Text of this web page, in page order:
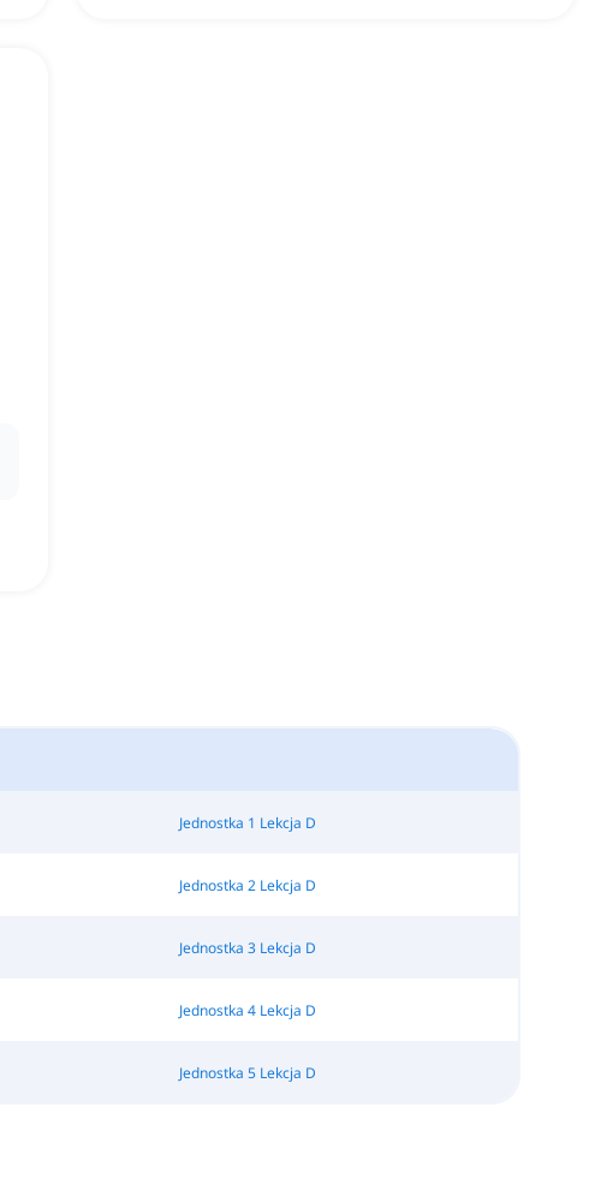
Jednostka 1 Lekcja D
Jednostka 2 Lekcja D
Jednostka 3 Lekcja D
Jednostka 4 Lekcja D
Jednostka 5 Lekcja D